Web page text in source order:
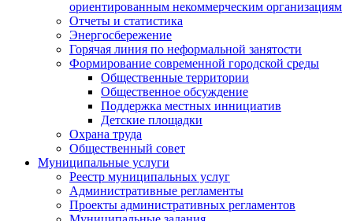
ориентированным некоммерческим организациям
Отчеты и статистика
Энергосбережение
Горячая линия по неформальной занятости
Формирование современной городской среды
Общественные территории
Общественное обсуждение
Поддержка местных иннициатив
Детские площадки
Охрана труда
Общественный совет
Муниципальные услуги
Реестр муниципальных услуг
Административные регламенты
Проекты административных регламентов